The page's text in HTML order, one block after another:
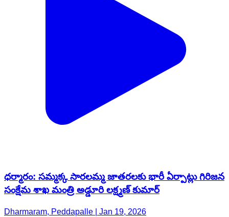
ధర్మారం: సమ్మక్క సారలమ్మ జాతరలకు భారీ ఏర్పాట్లు గిరిజన
సంక్షేమ శాఖ మంత్రి అడ్డూరి లక్ష్మణ్ కుమార్
Dharmaram, Peddapalle | Jan 19, 2026